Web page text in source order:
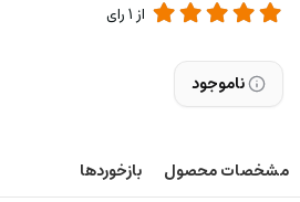
از 1رای
ناموجود
مشخصات محصول بازخوردها